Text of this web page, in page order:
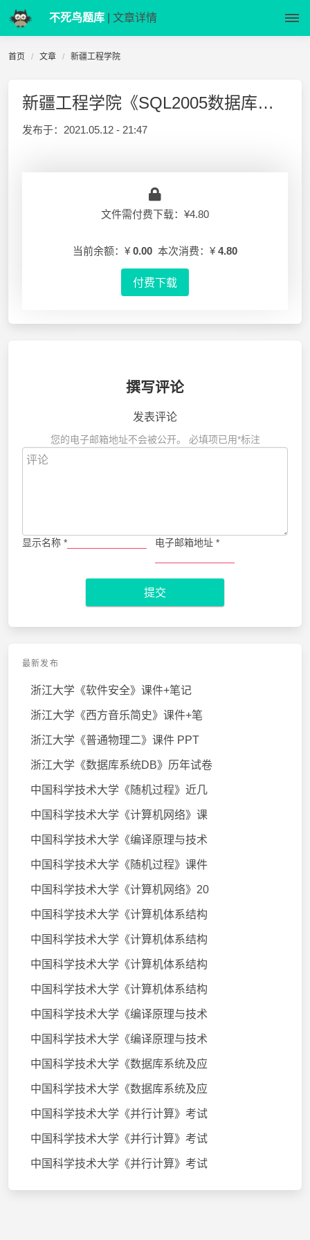
不死鸟题库 | 文章详情
首页 文章 新疆工程学院
新疆工程学院《SQL2005数据库》大一试卷及答案
发布于： 2021.05.12 - 21:47
文件需付费下载：¥4.80
当前余额：¥ 0.00 本次消费：¥ 4.80
付费下载
撰写评论
发表评论
您的电子邮箱地址不会被公开。 必填项已用*标注
显示名称 * 电子邮箱地址 *
提交
最新发布
浙江大学《软件安全》课件+笔记
浙江大学《西方音乐简史》课件+笔
浙江大学《普通物理二》课件 PPT
浙江大学《数据库系统DB》历年试卷
中国科学技术大学《随机过程》近几
中国科学技术大学《计算机网络》课
中国科学技术大学《编译原理与技术
中国科学技术大学《随机过程》课件
中国科学技术大学《计算机网络》20
中国科学技术大学《计算机体系结构
中国科学技术大学《计算机体系结构
中国科学技术大学《计算机体系结构
中国科学技术大学《计算机体系结构
中国科学技术大学《编译原理与技术
中国科学技术大学《编译原理与技术
中国科学技术大学《数据库系统及应
中国科学技术大学《数据库系统及应
中国科学技术大学《并行计算》考试
中国科学技术大学《并行计算》考试
中国科学技术大学《并行计算》考试